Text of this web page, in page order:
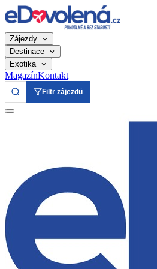
Zájezdy
Destinace
Exotika
MagazínKontakt
Filtr zájezdů